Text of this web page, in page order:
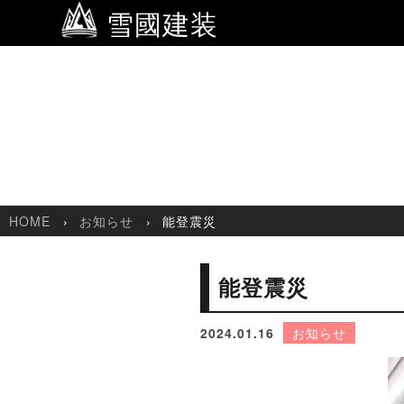
雪國建装
HOME お知らせ 能登震災
能登震災
2024.01.16 お知らせ